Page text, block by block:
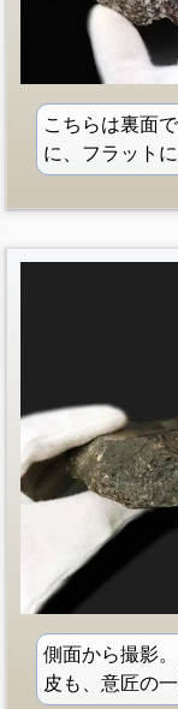
こちらは裏面
に、フラット
側面から撮影
皮も、意匠の